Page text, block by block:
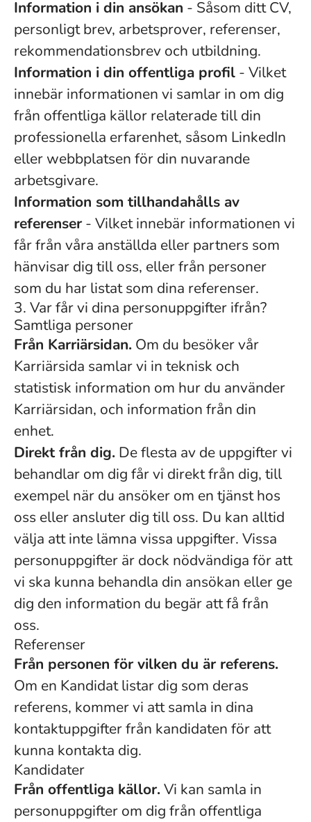
Information i din ansökan - Såsom ditt CV,
personligt brev, arbetsprover, referenser,
rekommendationsbrev och utbildning.
Information i din offentliga profil - Vilket
innebär informationen vi samlar in om dig
från offentliga källor relaterade till din
professionella erfarenhet, såsom LinkedIn
eller webbplatsen för din nuvarande
arbetsgivare.
Information som tillhandahålls av
referenser- Vilket innebär informationen vi
får från våra anställda eller partners som
hänvisar dig till oss, eller från personer
som du har listat som dina referenser.
3. Var får vi dina personuppgifter ifrån?
Samtliga personer
Från Karriärsidan. Om du besöker vår
Karriärsida samlar vi in teknisk och
statistisk information om hur du använder
Karriärsidan, och information från din
enhet.
Direkt från dig. De flesta av de uppgifter vi
behandlar om dig får vi direkt från dig, till
exempel när du ansöker om en tjänst hos
oss eller ansluter dig till oss. Du kan alltid
välja att inte lämna vissa uppgifter. Vissa
personuppgifter är dock nödvändiga för att
vi ska kunna behandla din ansökan eller ge
dig den information du begär att få från
oss.
Referenser
Från personen för vilken du är referens.
Om en Kandidat listar dig som deras
referens, kommer vi att samla in dina
kontaktuppgifter från kandidaten för att
kunna kontakta dig.
Kandidater
Från offentliga källor.Vi kan samla in
personuppgifter om dig från offentliga